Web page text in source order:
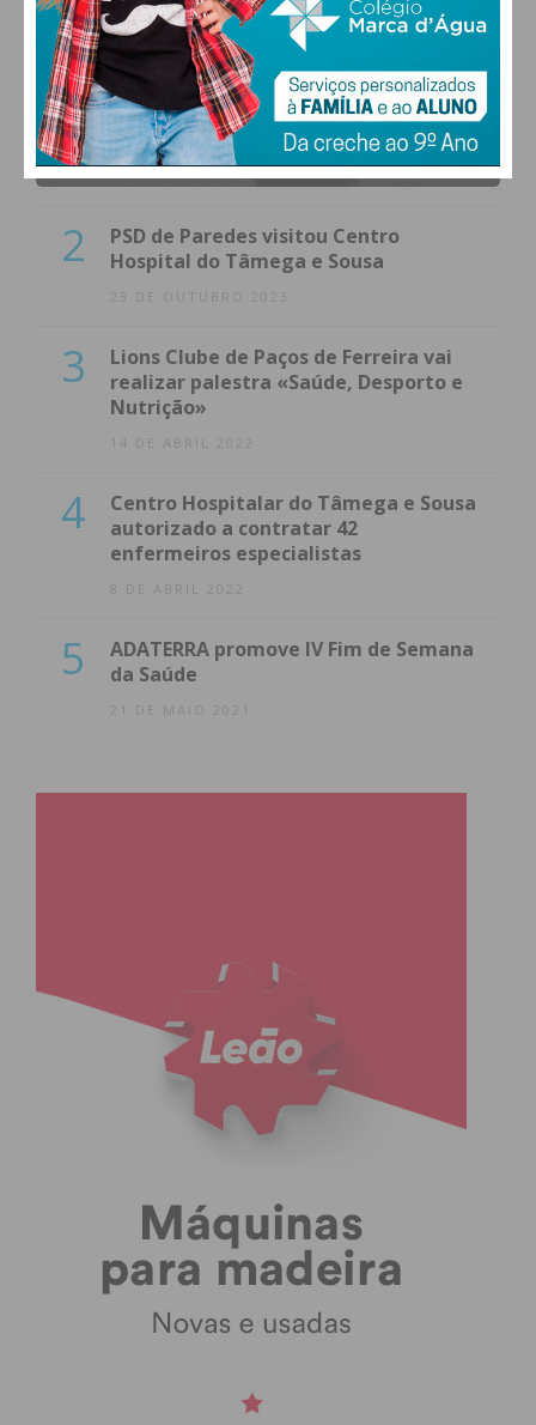
1
(VÍDEO) Carlos Alberto Silva vê
Unidade Local de Saúde como uma
oportunidade
23 DE NOVEMBRO 2023
2
PSD de Paredes visitou Centro
Hospital do Tâmega e Sousa
23 DE OUTUBRO 2023
3
Lions Clube de Paços de Ferreira vai
realizar palestra «Saúde, Desporto e
Nutrição»
14 DE ABRIL 2022
4
Centro Hospitalar do Tâmega e Sousa
autorizado a contratar 42
enfermeiros especialistas
8 DE ABRIL 2022
5
ADATERRA promove IV Fim de Semana
da Saúde
21 DE MAIO 2021